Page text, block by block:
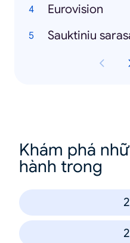
Eurovision
Sauktiniu
Khám phá
hành trong